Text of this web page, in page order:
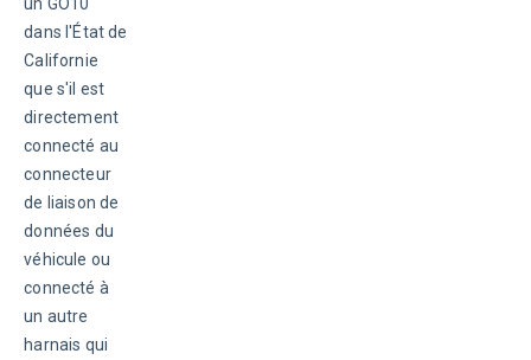
dans l'État de
Californie
que s'il est
directement
connecté au
connecteur
de liaison de
données du
véhicule ou
connecté à
un autre
harnais qui